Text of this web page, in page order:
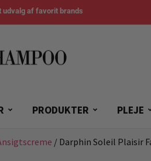
udvalg af favorit brands
PRODUKTER PLEJE
/ Darphin Soleil Plaisir